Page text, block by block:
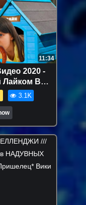
11:34
2020 -
Лайком В
/ Вики Шоу
3.1K